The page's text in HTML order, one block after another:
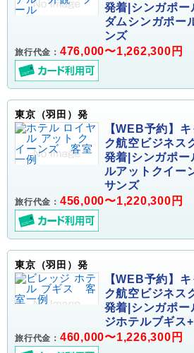
発着|シンガポ
ダムシンガポー
ンズ
旅行代金： 476,000〜1,262,300円
東京（羽田）発
【WEB予約】
ク航空ビジネス
発着|シンガポ
ルアットクイー
サンズ
旅行代金： 456,000〜1,220,300円
東京（羽田）発
【WEB予約】
ク航空ビジネス
発着|シンガポー
ジホテルブギス
旅行代金： 460,000〜1,226,300円